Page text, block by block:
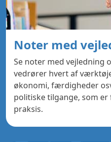
Noter med
Se noter med vejledning
vedrører hvert af
økonomi, færdigheder
politiske tilgange, som
praksis.